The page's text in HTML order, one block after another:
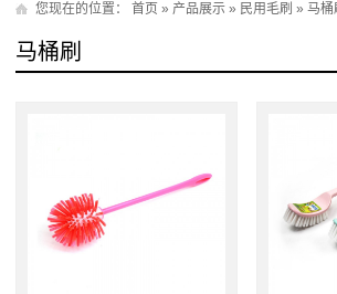
您现在的位置： 首页 » 产品展示 » 民用毛刷 » 马桶
马桶刷